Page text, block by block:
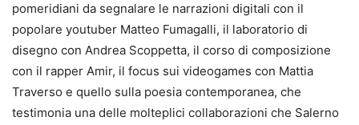
pomeridiani da segnalare le narrazioni digitali con il
popolare youtuber Matteo Fumagalli, il laboratorio di
disegno con Andrea Scoppetta, il corso di composizione
con il rapper Amir, il focus sui videogames con Mattia
Traverso e quello sulla poesia contemporanea, che
testimonia una delle molteplici collaborazioni che Salerno